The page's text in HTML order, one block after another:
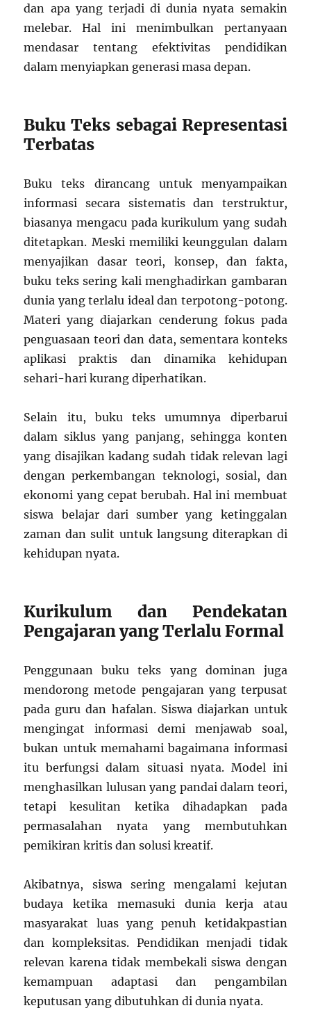
dan apa yang terjadi di dunia nyata semakin
melebar. Hal ini menimbulkan pertanyaan
mendasar tentang efektivitas pendidikan
dalam menyiapkan generasi masa depan.
Buku Teks sebagai Representasi
Terbatas
Buku teks dirancang untuk menyampaikan
informasi secara sistematis dan terstruktur,
biasanya mengacu pada kurikulum yang sudah
ditetapkan. Meski memiliki keunggulan dalam
menyajikan dasar teori, konsep, dan fakta,
buku teks sering kali menghadirkan gambaran
dunia yang terlalu ideal dan terpotong-potong.
Materi yang diajarkan cenderung fokus pada
penguasaan teori dan data, sementara konteks
aplikasi praktis dan dinamika kehidupan
sehari-hari kurang diperhatikan.
Selain itu, buku teks umumnya diperbarui
dalam siklus yang panjang, sehingga konten
yang disajikan kadang sudah tidak relevan lagi
dengan perkembangan teknologi, sosial, dan
ekonomi yang cepat berubah. Hal ini membuat
siswa belajar dari sumber yang ketinggalan
zaman dan sulit untuk langsung diterapkan di
kehidupan nyata.
Kurikulum dan Pendekatan
Pengajaran yang Terlalu Formal
Penggunaan buku teks yang dominan juga
mendorong metode pengajaran yang terpusat
pada guru dan hafalan. Siswa diajarkan untuk
mengingat informasi demi menjawab soal,
bukan untuk memahami bagaimana informasi
itu berfungsi dalam situasi nyata. Model ini
menghasilkan lulusan yang pandai dalam teori,
tetapi kesulitan ketika dihadapkan pada
permasalahan nyata yang membutuhkan
pemikiran kritis dan solusi kreatif.
Akibatnya, siswa sering mengalami kejutan
budaya ketika memasuki dunia kerja atau
masyarakat luas yang penuh ketidakpastian
dan kompleksitas. Pendidikan menjadi tidak
relevan karena tidak membekali siswa dengan
kemampuan adaptasi dan pengambilan
keputusan yang dibutuhkan di dunia nyata.